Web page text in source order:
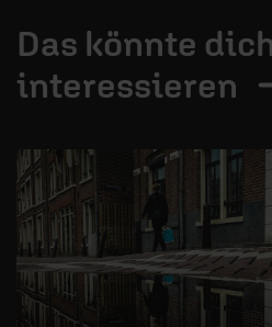
Das könnte
interessieren